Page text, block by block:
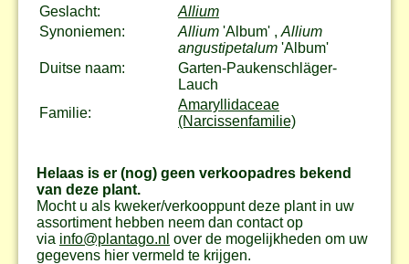
Geslacht:
Allium
Synoniemen:
Allium 'Album' , Allium
angustipetalum 'Album'
Duitse naam:
Garten-Paukenschläger-
Lauch
Familie:
Amaryllidaceae
(Narcissenfamilie)
Helaas is er (nog) geen verkoopadres bekend
van deze plant.
Mocht u als kweker/verkooppunt deze plant in uw
assortiment hebben neem dan contact op
via info@plantago.nl over de mogelijkheden om uw
gegevens hier vermeld te krijgen.